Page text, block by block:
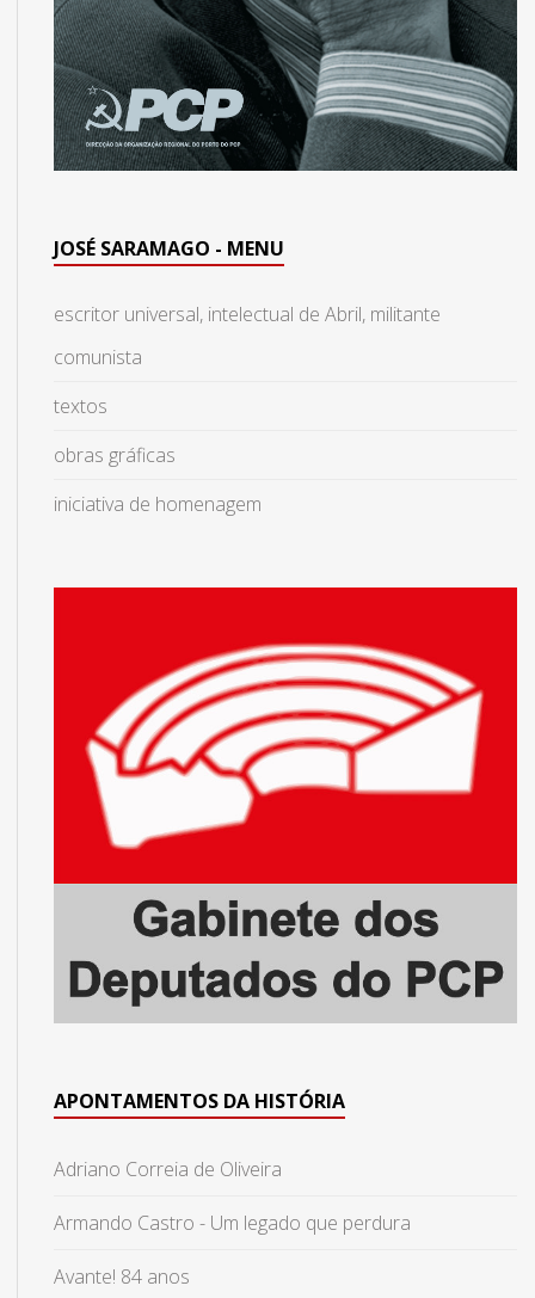
JOSÉ SARAMAGO - MENU
escritor universal, intelectual de Abril, militante
comunista
textos
obras gráficas
iniciativa de homenagem
APONTAMENTOS DA HISTÓRIA
Adriano Correia de Oliveira
Armando Castro - Um legado que perdura
Avante! 84 anos